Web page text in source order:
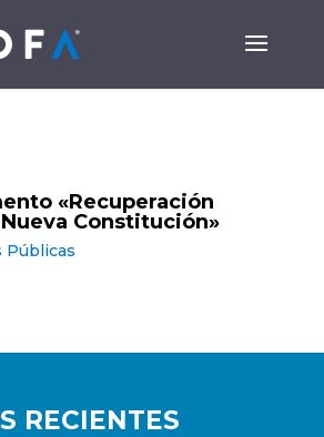
RECIENTES
«Recuperación
Constitución»
Públicas